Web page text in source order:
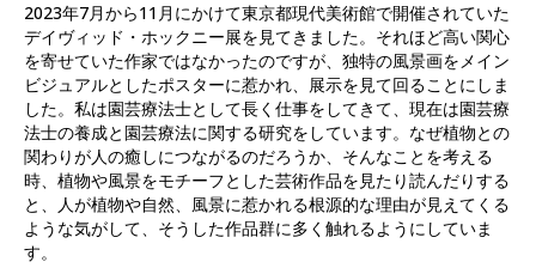
2023年7月から11月にかけて東京都現代美術館で開催されていた
デイヴィッド・ホックニー展を見てきました。それほど高い関心
を寄せていた作家ではなかったのですが、独特の風景画をメイン
ビジュアルとしたポスターに惹かれ、展示を見て回ることにしま
した。私は園芸療法士として長く仕事をしてきて、現在は園芸療
法士の養成と園芸療法に関する研究をしています。なぜ植物との
関わりが人の癒しにつながるのだろうか、そんなことを考える
時、植物や風景をモチーフとした芸術作品を見たり読んだりする
と、人が植物や自然、風景に惹かれる根源的な理由が見えてくる
ような気がして、そうした作品群に多く触れるようにしていま
す。